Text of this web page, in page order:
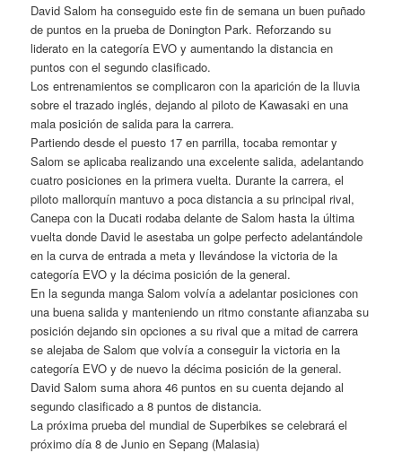
David Salom ha conseguido este fin de semana un buen puñado
de puntos en la prueba de Donington Park. Reforzando su
liderato en la categoría EVO y aumentando la distancia en
puntos con el segundo clasificado.
Los entrenamientos se complicaron con la aparición de la lluvia
sobre el trazado inglés, dejando al piloto de Kawasaki en una
mala posición de salida para la carrera.
Partiendo desde el puesto 17 en parrilla, tocaba remontar y
Salom se aplicaba realizando una excelente salida, adelantando
cuatro posiciones en la primera vuelta. Durante la carrera, el
piloto mallorquín mantuvo a poca distancia a su principal rival,
Canepa con la Ducati rodaba delante de Salom hasta la última
vuelta donde David le asestaba un golpe perfecto adelantándole
en la curva de entrada a meta y llevándose la victoria de la
categoría EVO y la décima posición de la general.
En la segunda manga Salom volvía a adelantar posiciones con
una buena salida y manteniendo un ritmo constante afianzaba su
posición dejando sin opciones a su rival que a mitad de carrera
se alejaba de Salom que volvía a conseguir la victoria en la
categoría EVO y de nuevo la décima posición de la general.
David Salom suma ahora 46 puntos en su cuenta dejando al
segundo clasificado a 8 puntos de distancia.
La próxima prueba del mundial de Superbikes se celebrará el
próximo día 8 de Junio en Sepang (Malasia)